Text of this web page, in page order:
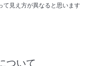
て見え方が異なると思います
ついて